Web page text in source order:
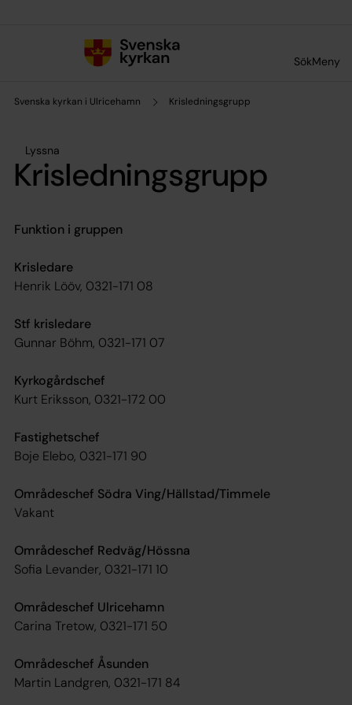
SökMeny
Svenska kyrkan i Ulricehamn Krisledningsgrupp
Lyssna
Krisledningsgrupp
Funktion i gruppen
Krisledare
Henrik Lööv, 0321-171 08
Stf krisledare
Gunnar Böhm, 0321-171 07
Kyrkogårdschef
Kurt Eriksson, 0321-172 00
Fastighetschef
Boje Elebo, 0321-171 90
Områdeschef Södra Ving/Hällstad/Timmele
Vakant
Områdeschef Redväg/Hössna
Sofia Levander, 0321-171 10
Områdeschef Ulricehamn
Carina Tretow, 0321-171 50
Områdeschef Åsunden
Martin Landgren, 0321-171 84